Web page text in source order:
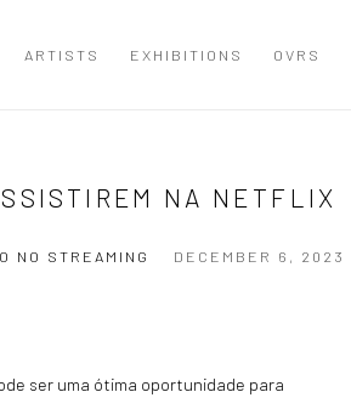
ARTISTS EXHIBITIONS OVRS
NA NETFLIX
NO STREAMING DECEMBER 6, 2023
ser uma ótima oportunidade para